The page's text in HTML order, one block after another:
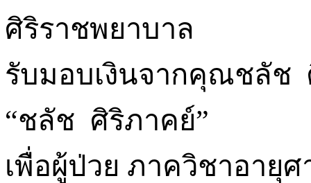
ศิริราชพยาบาล
รับมอบเงินจากคุณชลัช
“ชลัช ศิริภาคย์”
เพื่อผู้ป่วย ภาควิชาอายุ